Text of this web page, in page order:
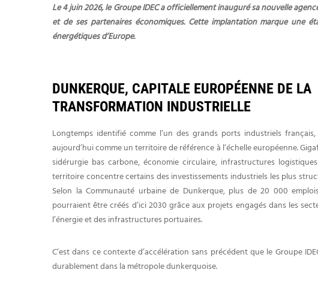
Le 4 juin 2026, le Groupe IDEC a officiellement inauguré sa nouvelle
et de ses partenaires économiques. Cette implantation marque une
énergétiques d’Europe.
DUNKERQUE, CAPITALE EUROPÉENNE DE LA
TRANSFORMATION INDUSTRIELLE
Longtemps identifié comme l’un des grands ports industriels français,
aujourd’hui comme un territoire de référence à l’échelle européenne.
sidérurgie bas carbone, économie circulaire, infrastructures
territoire concentre certains des investissements industriels les plus
Selon la Communauté urbaine de Dunkerque, plus de 20 000
pourraient être créés d’ici 2030 grâce aux projets engagés dans les
l’énergie et des infrastructures portuaires.
C’est dans ce contexte d’accélération sans précédent que le Groupe
durablement dans la métropole dunkerquoise.